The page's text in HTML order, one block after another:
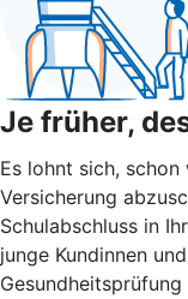
Je früher,
Es lohnt sich,
Versicherung
Schulabschluss in
junge Kundinnen